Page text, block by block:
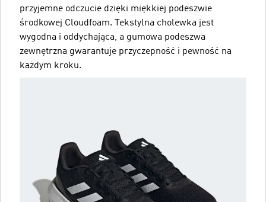
przyjemne odczucie dzięki miękkiej podeszwie
środkowej Cloudfoam. Tekstylna cholewka jest
wygodna i oddychająca, a gumowa podeszwa
zewnętrzna gwarantuje przyczepność i pewność na
każdym kroku.